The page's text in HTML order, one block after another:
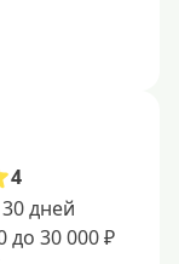
4
дней
до 30 000 ₽